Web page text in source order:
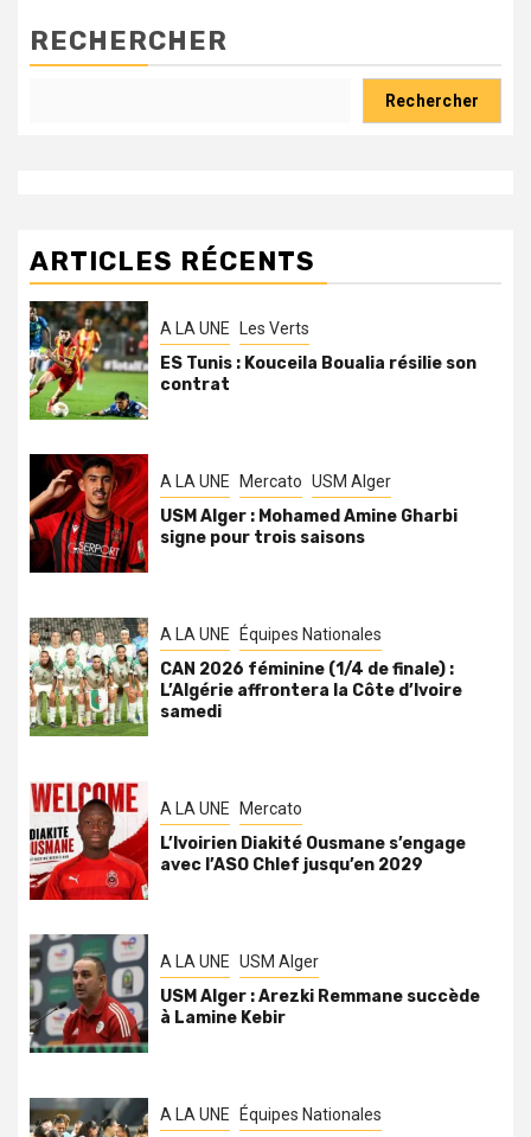
RECHERCHER
Rechercher
ARTICLES RÉCENTS
A LA UNE Les Verts
ES Tunis : Kouceila Boualia résilie son
contrat
A LA UNE Mercato USM Alger
USM Alger : Mohamed Amine Gharbi
signe pour trois saisons
A LA UNE Équipes Nationales
CAN 2026 féminine (1/4 de finale) :
L’Algérie affrontera la Côte d’Ivoire
samedi
A LA UNE Mercato
L’Ivoirien Diakité Ousmane s’engage
avec l’ASO Chlef jusqu’en 2029
A LA UNE USM Alger
USM Alger : Arezki Remmane succède
à Lamine Kebir
A LA UNE Équipes Nationales